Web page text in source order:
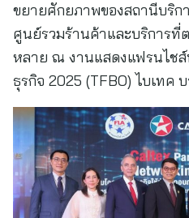
ขยายศักยภาพของสถานีบริก
ศูนย์รวมร้านค้าและบริการที่
หลาย ณ งานแสดงแฟรนไช
ธุรกิจ 2025 (TFBO) ไบเทค